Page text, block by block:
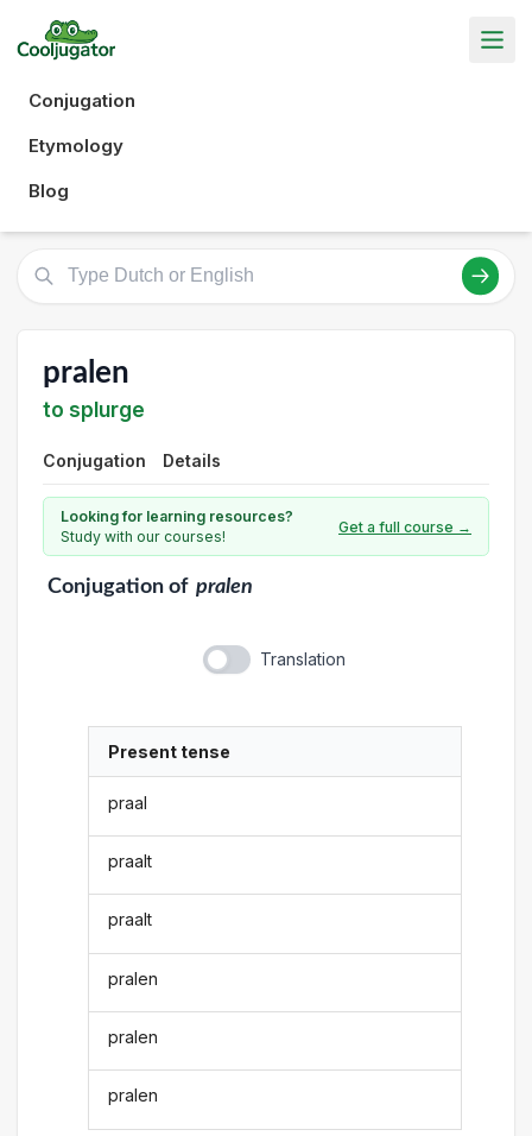
Conjugation
Etymology
Blog
pralen
to splurge
Conjugation Details
Looking for learning resources?
Study with our courses!
Get a full course →
Conjugationof pralen
Translation
Present tense
praal
praalt
praalt
pralen
pralen
pralen